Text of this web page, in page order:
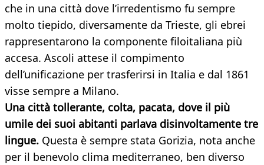
che in una città dove l’irredentismo fu sempre
molto tiepido, diversamente da Trieste, gli ebrei
rappresentarono la componente filoitaliana più
accesa. Ascoli attese il compimento
dell’unificazione per trasferirsi in Italia e dal 1861
visse sempre a Milano.
Una città tollerante, colta, pacata, dove il più
umile dei suoi abitanti parlava disinvoltamente tre
lingue. Questa è sempre stata Gorizia, nota anche
per il benevolo clima mediterraneo, ben diverso